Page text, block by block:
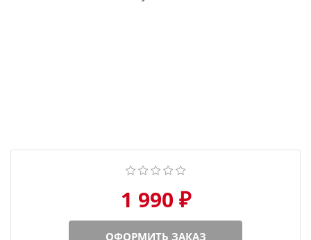
1 990 ₽
ОФОРМИТЬ ЗАКАЗ